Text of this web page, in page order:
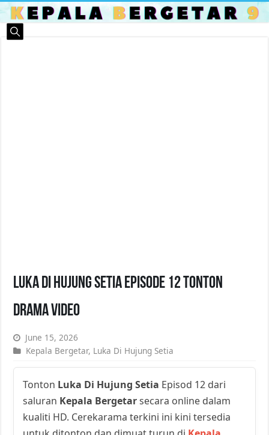
Luka Di Hujung Setia Episode 12 Tonton
Drama Video
June 15, 2026
Kepala Bergetar, Luka Di Hujung Setia
Tonton Luka Di Hujung Setia Episod 12 dari
saluran Kepala Bergetarsecara online dalam
kualiti HD. Cerekarama terkini ini kini tersedia